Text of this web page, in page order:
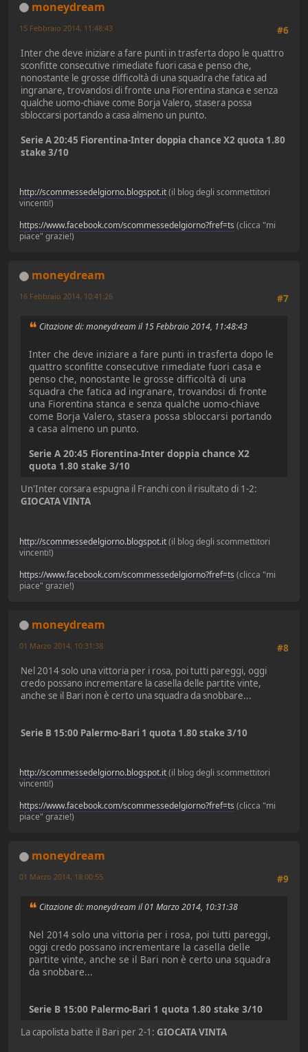
moneydream
#6
15 Febbraio 2014, 11:48:43
Inter che deve iniziare a fare punti in trasferta dopo le quattro
sconfitte consecutive rimediate fuori casa e penso che,
nonostante le grosse difficoltà di una squadra che fatica ad
ingranare, trovandosi di fronte una Fiorentina stanca e senza
qualche uomo-chiave come Borja Valero, stasera possa
sbloccarsi portando a casa almeno un punto.
Serie A 20:45 Fiorentina-Inter doppia chance X2 quota 1.80
stake 3/10
http://scommessedelgiorno.blogspot.it(il blog degli scommettitori
vincenti!)
https://www.facebook.com/scommessedelgiorno?fref=ts (clicca "mi
piace" grazie!)
moneydream
#7
16 Febbraio 2014, 10:41:26
Citazione di: moneydream il 15 Febbraio 2014, 11:48:43
Inter che deve iniziare a fare punti in trasferta dopo le
quattro sconfitte consecutive rimediate fuori casa e
penso che, nonostante le grosse difficoltà di una
squadra che fatica ad ingranare, trovandosi di fronte
una Fiorentina stanca e senza qualche uomo-chiave
come Borja Valero, stasera possa sbloccarsi portando
a casa almeno un punto.
Serie A 20:45 Fiorentina-Inter doppia chance X2
quota 1.80 stake 3/10
Un'Inter corsara espugna il Franchi con il risultato di 1-2:
GIOCATA VINTA
http://scommessedelgiorno.blogspot.it(il blog degli scommettitori
vincenti!)
https://www.facebook.com/scommessedelgiorno?fref=ts (clicca "mi
piace" grazie!)
moneydream
#8
01 Marzo 2014, 10:31:38
Nel 2014 solo una vittoria per i rosa, poi tutti pareggi, oggi
credo possano incrementare la casella delle partite vinte,
anche se il Bari non è certo una squadra da snobbare...
Serie B 15:00 Palermo-Bari 1 quota 1.80 stake 3/10
http://scommessedelgiorno.blogspot.it(il blog degli scommettitori
vincenti!)
https://www.facebook.com/scommessedelgiorno?fref=ts (clicca "mi
piace" grazie!)
moneydream
#9
01 Marzo 2014, 18:00:55
Citazione di: moneydream il 01 Marzo 2014, 10:31:38
Nel 2014 solo una vittoria per i rosa, poi tutti pareggi,
oggi credo possano incrementare la casella delle
partite vinte, anche se il Bari non è certo una squadra
da snobbare...
Serie B 15:00 Palermo-Bari 1 quota 1.80 stake 3/10
La capolista batte il Bari per 2-1: GIOCATA VINTA